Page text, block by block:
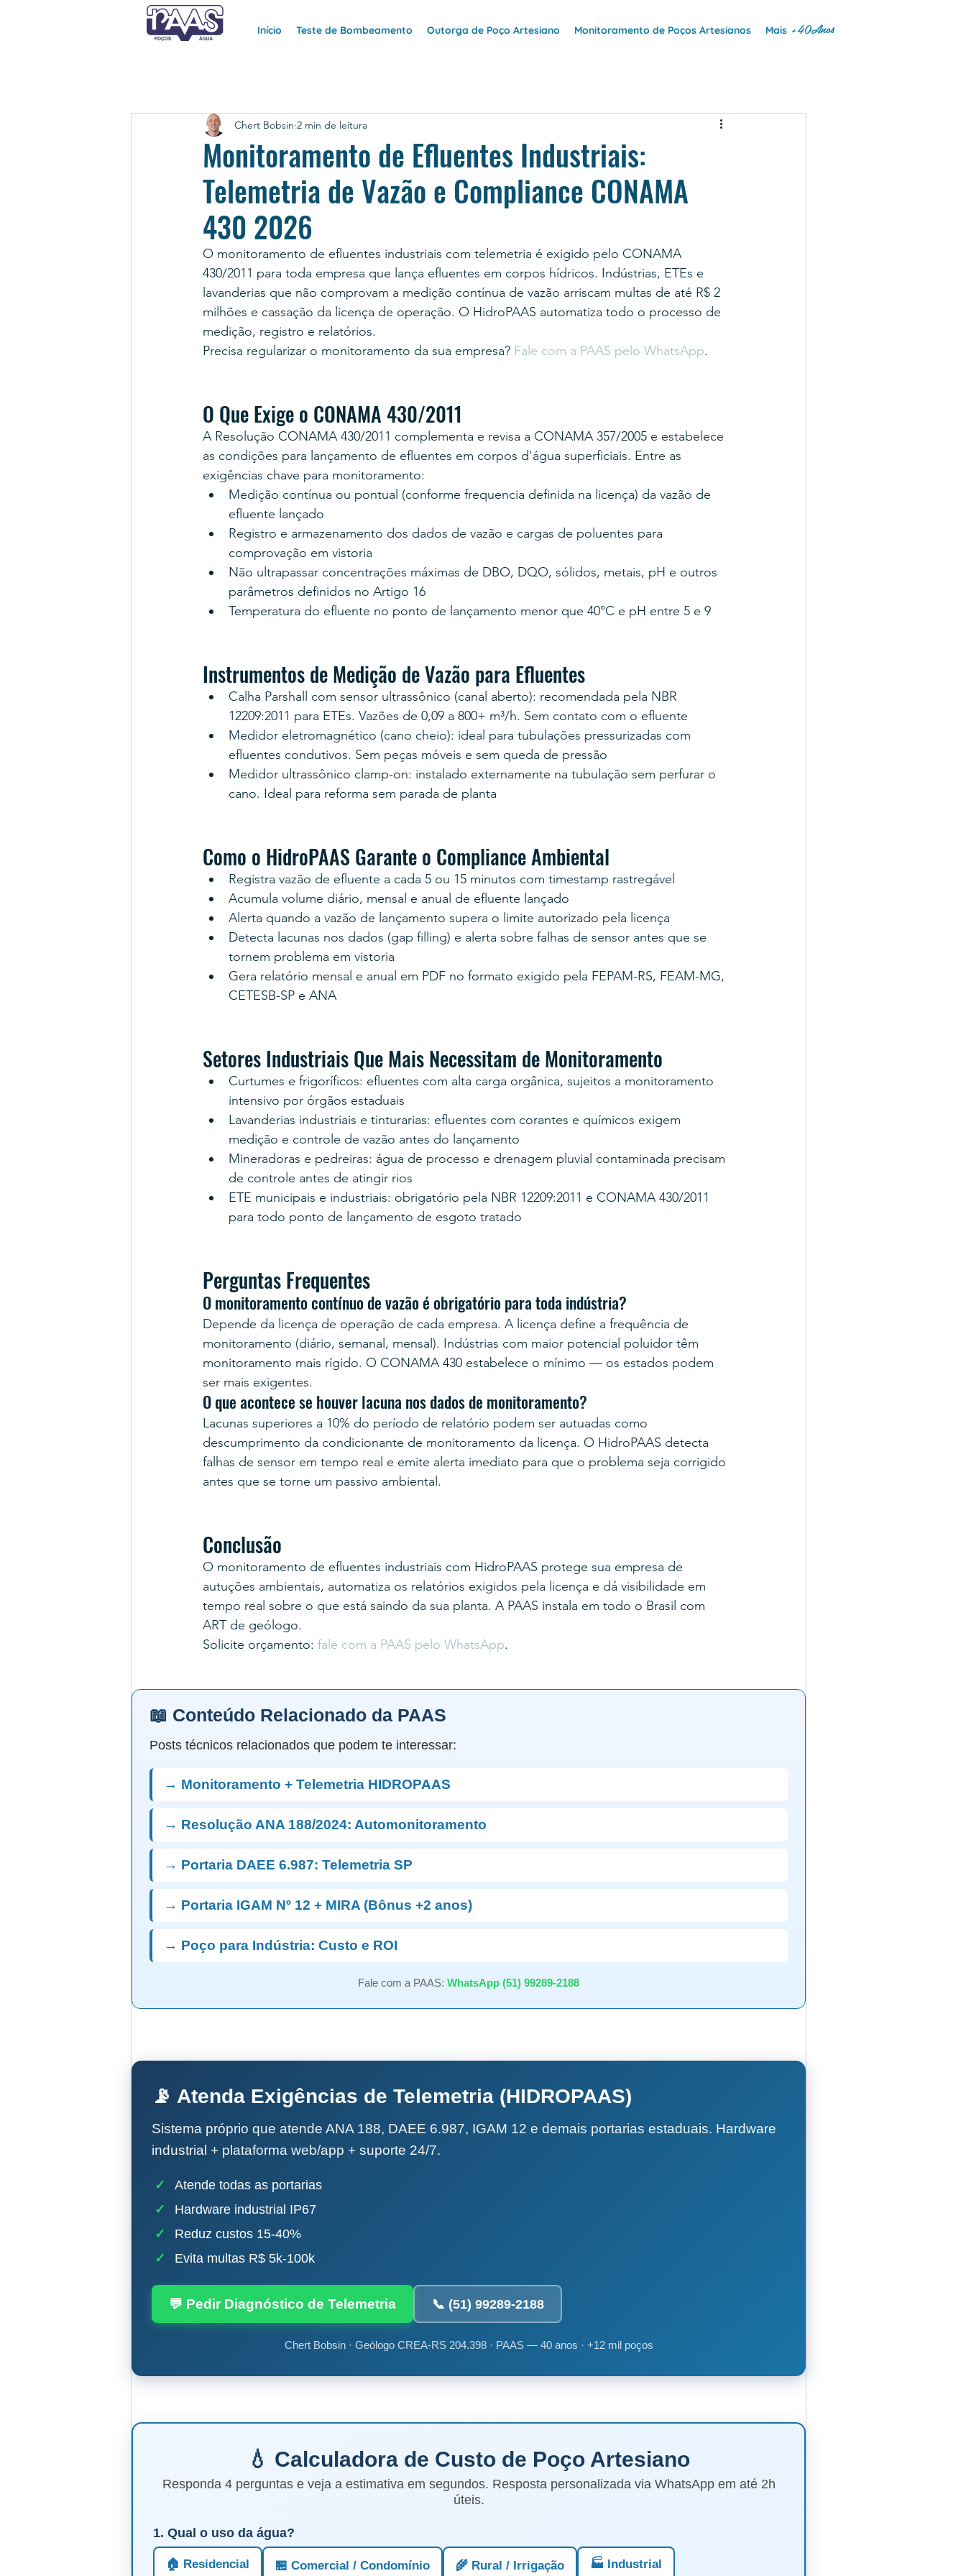
Início Teste de Bombeamento Outorga de Poço Artesiano Monitoramento de Poços Artesianos Mais +40Anos
Monitoramento de Efluentes Industriais:
Telemetria de Vazão e Compliance CONAMA
430 2026
Chert Bobsin 2 min de leitura
O monitoramento de efluentes industriais com telemetria é exigido pelo CONAMA
430/2011 para toda empresa que lança efluentes em corpos hídricos. Indústrias, ETEs e
lavanderias que não comprovam a medição contínua de vazão arriscam multas de até R$ 2
milhões e cassação da licença de operação. O HidroPAAS automatiza todo o processo de
medição, registro e relatórios.
Precisa regularizar o monitoramento da sua empresa? Fale com a PAAS pelo WhatsApp.
O Que Exige o CONAMA 430/2011
A Resolução CONAMA 430/2011 complementa e revisa a CONAMA 357/2005 e estabelece
as condições para lançamento de efluentes em corpos d'água superficiais. Entre as
exigências chave para monitoramento:
Medição contínua ou pontual (conforme frequencia definida na licença) da vazão de
efluente lançado
Registro e armazenamento dos dados de vazão e cargas de poluentes para
comprovação em vistoria
Não ultrapassar concentrações máximas de DBO, DQO, sólidos, metais, pH e outros
parâmetros definidos no Artigo 16
Temperatura do efluente no ponto de lançamento menor que 40°C e pH entre 5 e 9
Instrumentos de Medição de Vazão para Efluentes
Calha Parshall com sensor ultrassônico (canal aberto): recomendada pela NBR
12209:2011 para ETEs. Vazões de 0,09 a 800+ m³/h. Sem contato com o efluente
Medidor eletromagnético (cano cheio): ideal para tubulações pressurizadas com
efluentes condutivos. Sem peças móveis e sem queda de pressão
Medidor ultrassônico clamp-on: instalado externamente na tubulação sem perfurar o
cano. Ideal para reforma sem parada de planta
Como o HidroPAAS Garante o Compliance Ambiental
Registra vazão de efluente a cada 5 ou 15 minutos com timestamp rastregável
Acumula volume diário, mensal e anual de efluente lançado
Alerta quando a vazão de lançamento supera o limite autorizado pela licença
Detecta lacunas nos dados (gap filling) e alerta sobre falhas de sensor antes que se
tornem problema em vistoria
Gera relatório mensal e anual em PDF no formato exigido pela FEPAM-RS, FEAM-MG,
CETESB-SP e ANA
Setores Industriais Que Mais Necessitam de Monitoramento
Curtumes e frigoríficos: efluentes com alta carga orgânica, sujeitos a monitoramento
intensivo por órgãos estaduais
Lavanderias industriais e tinturarias: efluentes com corantes e químicos exigem
medição e controle de vazão antes do lançamento
Mineradoras e pedreiras: água de processo e drenagem pluvial contaminada precisam
de controle antes de atingir rios
ETE municipais e industriais: obrigatório pela NBR 12209:2011 e CONAMA 430/2011
para todo ponto de lançamento de esgoto tratado
Perguntas Frequentes
O monitoramento contínuo de vazão é obrigatório para toda indústria?
Depende da licença de operação de cada empresa. A licença define a frequência de
monitoramento (diário, semanal, mensal). Indústrias com maior potencial poluidor têm
monitoramento mais rígido. O CONAMA 430 estabelece o mínimo — os estados podem
ser mais exigentes.
O que acontece se houver lacuna nos dados de monitoramento?
Lacunas superiores a 10% do período de relatório podem ser autuadas como
descumprimento da condicionante de monitoramento da licença. O HidroPAAS detecta
falhas de sensor em tempo real e emite alerta imediato para que o problema seja corrigido
antes que se torne um passivo ambiental.
Conclusão
O monitoramento de efluentes industriais com HidroPAAS protege sua empresa de
autuções ambientais, automatiza os relatórios exigidos pela licença e dá visibilidade em
tempo real sobre o que está saindo da sua planta. A PAAS instala em todo o Brasil com
ART de geólogo.
Solicite orçamento: fale com a PAAS pelo WhatsApp.
📖 Conteúdo Relacionado da PAAS
Posts técnicos relacionados que podem te interessar:
→ Monitoramento + Telemetria HIDROPAAS
→ Resolução ANA 188/2024: Automonitoramento
→ Portaria DAEE 6.987: Telemetria SP
→ Portaria IGAM Nº 12 + MIRA (Bônus +2 anos)
→ Poço para Indústria: Custo e ROI
Fale com a PAAS: WhatsApp (51) 99289-2188
📡 Atenda Exigências de Telemetria (HIDROPAAS)
Sistema próprio que atende ANA 188, DAEE 6.987, IGAM 12 e demais portarias estaduais. Hardware
industrial + plataforma web/app + suporte 24/7.
✓
Atende todas as portarias
✓
Hardware industrial IP67
✓
Reduz custos 15-40%
✓
Evita multas R$ 5k-100k
💬 Pedir Diagnóstico de Telemetria 📞 (51) 99289-2188
Chert Bobsin · Geólogo CREA-RS 204.398 · PAAS — 40 anos · +12 mil poços
💧 Calculadora de Custo de Poço Artesiano
Responda 4 perguntas e veja a estimativa em segundos. Resposta personalizada via WhatsApp em até 2h
úteis.
1. Qual o uso da água?
🏠 Residencial 🏪 Comercial / Condomínio 🌾 Rural / Irrigação 🏭 Industrial